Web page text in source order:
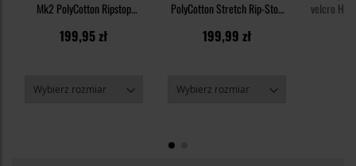
Mk2 PolyCotton Ripstop
199,95 zł
PolyCotton Stretch Rip-Stop
199,99 zł
velcro